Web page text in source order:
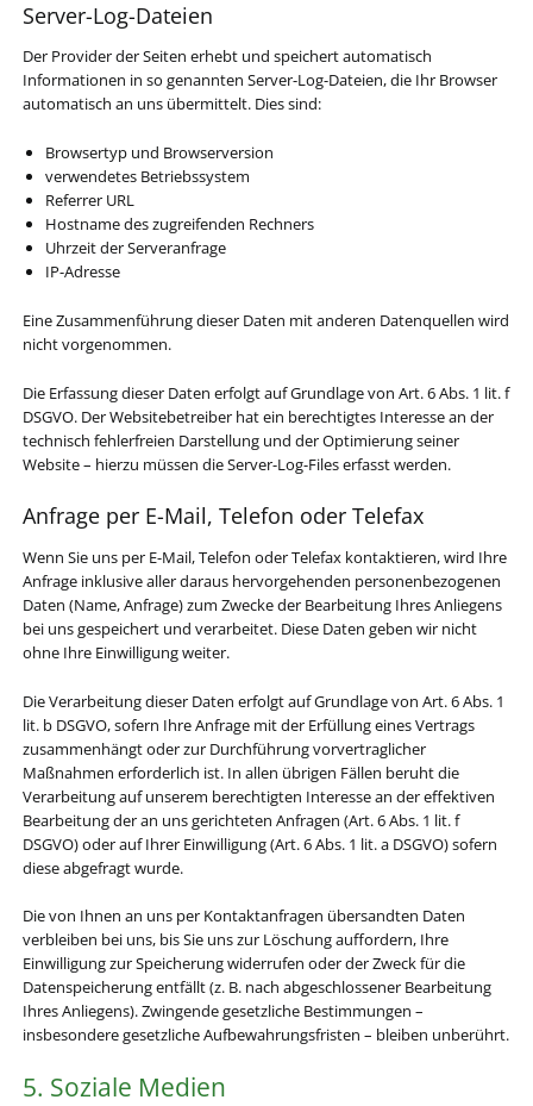
Server-Log-Dateien
Der Provider der Seiten erhebt und speichert automatisch
Informationen in so genannten Server-Log-Dateien, die Ihr Browser
automatisch an uns übermittelt. Dies sind:
Browsertyp und Browserversion
verwendetes Betriebssystem
Referrer URL
Hostname des zugreifenden Rechners
Uhrzeit der Serveranfrage
IP-Adresse
Eine Zusammenführung dieser Daten mit anderen Datenquellen wird
nicht vorgenommen.
Die Erfassung dieser Daten erfolgt auf Grundlage von Art. 6 Abs. 1 lit. f
DSGVO. Der Websitebetreiber hat ein berechtigtes Interesse an der
technisch fehlerfreien Darstellung und der Optimierung seiner
Website – hierzu müssen die Server-Log-Files erfasst werden.
Anfrage per E-Mail, Telefon oder Telefax
Wenn Sie uns per E-Mail, Telefon oder Telefax kontaktieren, wird Ihre
Anfrage inklusive aller daraus hervorgehenden personenbezogenen
Daten (Name, Anfrage) zum Zwecke der Bearbeitung Ihres Anliegens
bei uns gespeichert und verarbeitet. Diese Daten geben wir nicht
ohne Ihre Einwilligung weiter.
Die Verarbeitung dieser Daten erfolgt auf Grundlage von Art. 6 Abs. 1
lit. b DSGVO, sofern Ihre Anfrage mit der Erfüllung eines Vertrags
zusammenhängt oder zur Durchführung vorvertraglicher
Maßnahmen erforderlich ist. In allen übrigen Fällen beruht die
Verarbeitung auf unserem berechtigten Interesse an der effektiven
Bearbeitung der an uns gerichteten Anfragen (Art. 6 Abs. 1 lit. f
DSGVO) oder auf Ihrer Einwilligung (Art. 6 Abs. 1 lit. a DSGVO) sofern
diese abgefragt wurde.
Die von Ihnen an uns per Kontaktanfragen übersandten Daten
verbleiben bei uns, bis Sie uns zur Löschung auffordern, Ihre
Einwilligung zur Speicherung widerrufen oder der Zweck für die
Datenspeicherung entfällt (z. B. nach abgeschlossener Bearbeitung
Ihres Anliegens). Zwingende gesetzliche Bestimmungen –
insbesondere gesetzliche Aufbewahrungsfristen – bleiben unberührt.
5. Soziale Medien